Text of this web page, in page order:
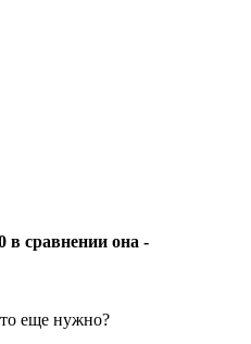
в сравнении она -
еще нужно?